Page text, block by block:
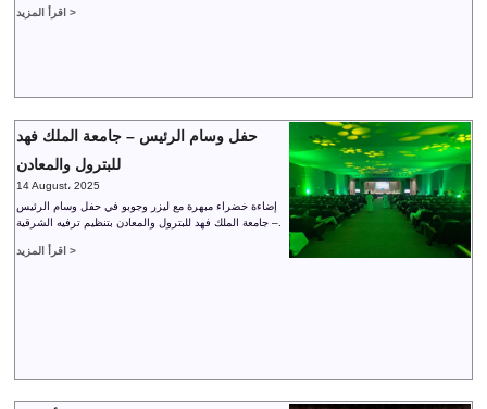
اقرأ المزيد >
حفل وسام الرئيس – جامعة الملك فهد
للبترول والمعادن
14 August، 2025
إضاءة خضراء مبهرة مع ليزر وجوبو في حفل وسام الرئيس
اقرأ المزيد >